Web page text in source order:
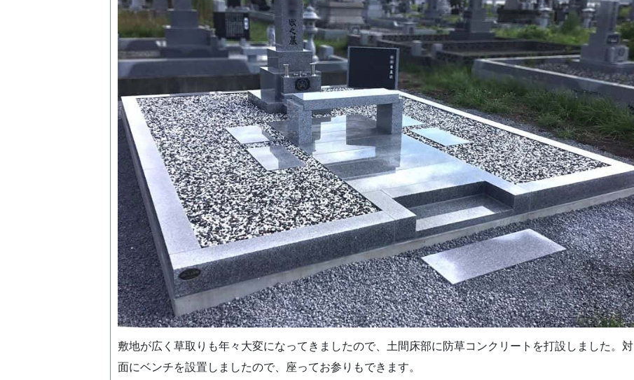
敷地が広く草取りも年々大変になってきましたので、土間床部に防草コンクリートを打設しました。対
面にベンチを設置しましたので、座ってお参りもできます。